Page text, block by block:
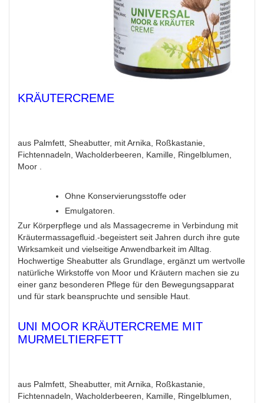
KRÄUTERCREME
aus Palmfett, Sheabutter, mit Arnika, Roßkastanie,
Fichtennadeln, Wacholderbeeren, Kamille, Ringelblumen,
Moor .
Ohne Konservierungsstoffe oder
Emulgatoren.
Zur Körperpflege und als Massagecreme in Verbindung mit
Kräutermassagefluid.-begeistert seit Jahren durch ihre gute
Wirksamkeit und vielseitige Anwendbarkeit im Alltag.
Hochwertige Sheabutter als Grundlage, ergänzt um wertvolle
natürliche Wirkstoffe von Moor und Kräutern machen sie zu
einer ganz besonderen Pflege für den Bewegungsapparat
und für stark beanspruchte und sensible Haut.
UNI MOOR KRÄUTERCREME MIT
MURMELTIERFETT
aus Palmfett, Sheabutter, mit Arnika, Roßkastanie,
Fichtennadeln, Wacholderbeeren, Kamille, Ringelblumen,